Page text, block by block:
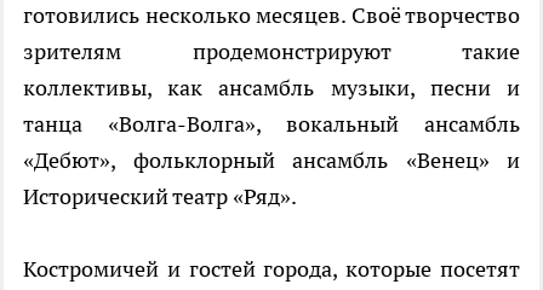
готовились несколько месяцев. Своё творчество
зрителям продемонстрируют такие
коллективы, как ансамбль музыки, песни и
танца «Волга-Волга», вокальный ансамбль
«Дебют», фольклорный ансамбль «Венец» и
Исторический театр «Ряд».
Костромичей и гостей города, которые посетят